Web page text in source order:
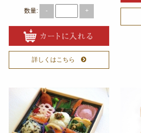
数量: - +
詳しくはこちら